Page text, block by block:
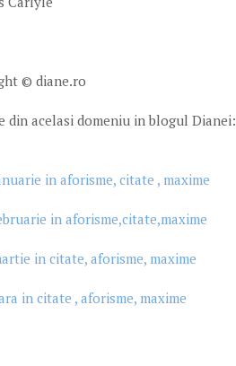
© diane.ro
din acelasi domeniu in blogul Dianei:
in aforisme, citate , maxime
in aforisme,citate,maxime
in citate, aforisme, maxime
in citate , aforisme, maxime